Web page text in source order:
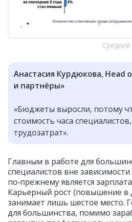
Средний
Анастасия Курдюкова, Head
и партнёры»
«Бюджеты выросли, потому
стоимость часа
трудозатрат».
Главным в работе для
специалистов вне
по‑прежнему является
Карьерный рост (повышение в
занимает лишь шестое место.
для большинства, помимо